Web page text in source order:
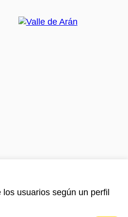
usuarios según un perfil